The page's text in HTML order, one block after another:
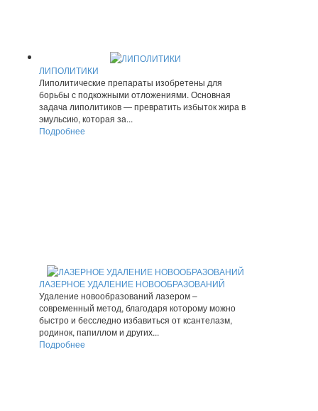
ЛИПОЛИТИКИ
Липолитические препараты изобретены для
борьбы с подкожными отложениями. Основная
задача липолитиков — превратить избыток жира в
эмульсию, которая за...
Подробнее
ЛАЗЕРНОЕ УДАЛЕНИЕ НОВООБРАЗОВАНИЙ
Удаление новообразований лазером –
современный метод, благодаря которому можно
быстро и бесследно избавиться от ксантелазм,
родинок, папиллом и других...
Подробнее